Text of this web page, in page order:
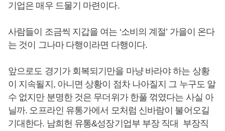
기업은 매우 드물기 마련이다.
사람들이 조금씩 지갑을 여는 ‘소비의 계절’ 가을이 온다
는 것이 그나마 다행이라면 다행이다.
앞으로도 경기가 회복되기만을 마냥 바라야 하는 상황
이 지속될지, 아니면 상황이 점차 나아질지 그 누구도 알
수 없지만 분명한 것은 무더위가 한풀 꺾였다는 사실 아
닐까. 오프라인 유통가에서 모처럼 신바람이 불어오길
기대한다. 남희헌 유통&성장기업부 부장 직대 부장직